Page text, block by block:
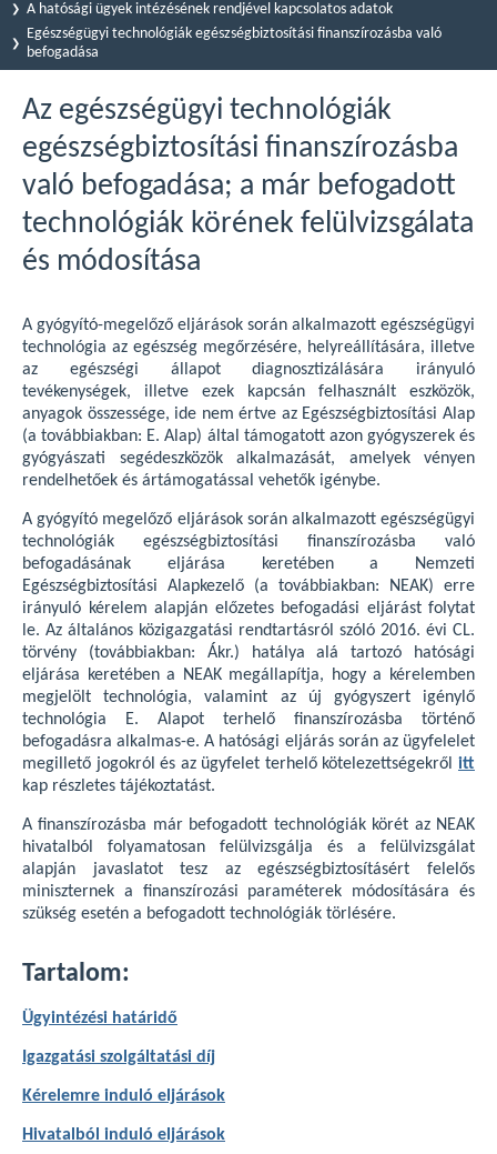
A hatósági ügyek intézésének rendjével kapcsolatos adatok
Egészségügyi technológiák egészségbiztosítási finanszírozásba való
befogadása
Az egészségügyi technológiák
egészségbiztosítási finanszírozásba
való befogadása; a már befogadott
technológiák körének felülvizsgálata
és módosítása
A gyógyító-megelőző eljárások során alkalmazott egészségügyi
technológia az egészség megőrzésére, helyreállítására, illetve
az egészségi állapot diagnosztizálására irányuló
tevékenységek, illetve ezek kapcsán felhasznált eszközök,
anyagok összessége, ide nem értve az Egészségbiztosítási Alap
(a továbbiakban: E. Alap) által támogatott azon gyógyszerek és
gyógyászati segédeszközök alkalmazását, amelyek vényen
rendelhetőek és ártámogatással vehetők igénybe.
A gyógyító megelőző eljárások során alkalmazott egészségügyi
technológiák egészségbiztosítási finanszírozásba való
befogadásának eljárása keretében a Nemzeti
Egészségbiztosítási Alapkezelő (a továbbiakban: NEAK) erre
irányuló kérelem alapján előzetes befogadási eljárást folytat
le. Az általános közigazgatási rendtartásról szóló 2016. évi CL.
törvény (továbbiakban: Ákr.) hatálya alá tartozó hatósági
eljárása keretében a NEAK megállapítja, hogy a kérelemben
megjelölt technológia, valamint az új gyógyszert igénylő
technológia E. Alapot terhelő finanszírozásba történő
befogadásra alkalmas-e. A hatósági eljárás során az ügyfelelet
megillető jogokról és az ügyfelet terhelő kötelezettségekről itt
kap részletes tájékoztatást.
A finanszírozásba már befogadott technológiák körét az NEAK
hivatalból folyamatosan felülvizsgálja és a felülvizsgálat
alapján javaslatot tesz az egészségbiztosításért felelős
miniszternek a finanszírozási paraméterek módosítására és
szükség esetén a befogadott technológiák törlésére.
Tartalom:
Ügyintézési határidő
Igazgatási szolgáltatási díj
Kérelemre induló eljárások
Hivatalból induló eljárások